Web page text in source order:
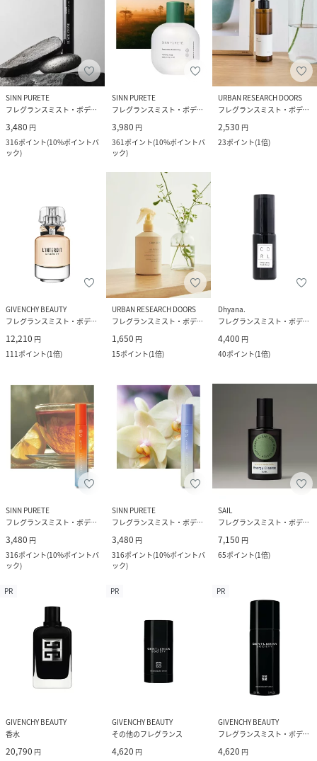
SINN PURETE
フレグランスミスト・ボディミスト
3,480 円
316ポイント(10%ポイントバ
ック)
SINN PURETE
フレグランスミスト・ボディミスト
3,980 円
361ポイント(10%ポイントバ
ック)
URBAN RESEARCH DOORS
フレグランスミスト・ボディミスト
2,530 円
23ポイント(1倍)
GIVENCHY BEAUTY
フレグランスミスト・ボディミスト
12,210 円
111ポイント(1倍)
URBAN RESEARCH DOORS
フレグランスミスト・ボディミスト
1,650 円
15ポイント(1倍)
Dhyana.
フレグランスミスト・ボディミスト
4,400 円
40ポイント(1倍)
SINN PURETE
フレグランスミスト・ボディミスト
3,480 円
316ポイント(10%ポイントバ
ック)
SINN PURETE
フレグランスミスト・ボディミスト
3,480 円
316ポイント(10%ポイントバ
ック)
SAIL
フレグランスミスト・ボディミスト
7,150 円
65ポイント(1倍)
PR
GIVENCHY BEAUTY
香水
20,790 円
PR
GIVENCHY BEAUTY
その他のフレグランス
4,620 円
PR
GIVENCHY BEAUTY
フレグランスミスト・ボディミスト
4,620 円